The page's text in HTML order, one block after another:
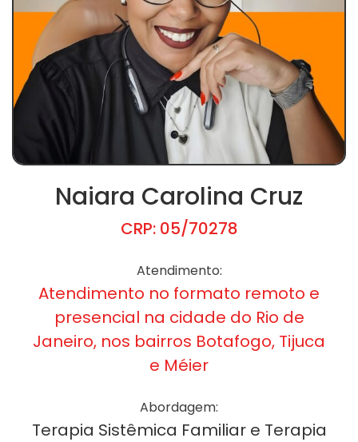
Naiara Carolina Cruz
CRP: 05/70278
Atendimento:
Atendimento no formato remoto e
presencial na cidade do Rio de
Janeiro, nos bairros Botafogo, Tijuca
e Méier
Abordagem:
Terapia Sistêmica Familiar e Terapia